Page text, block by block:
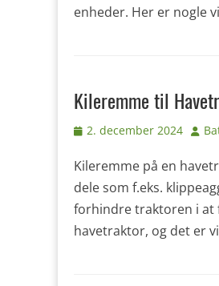
enheder. Her er nogle
Kileremme til
Udgivet
2. december 2024
Kileremme på en
dele som f.eks.
forhindre traktoren i at
havetraktor, og det er